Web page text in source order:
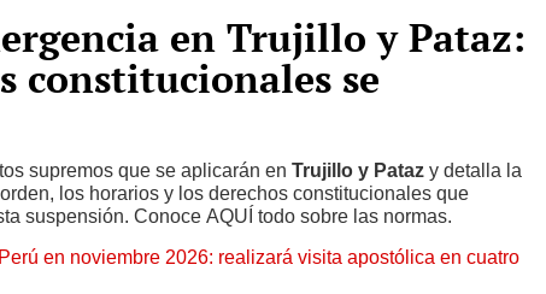
en Trujillo y Pataz:
constitucionales se
supremos que se aplicarán en Trujillo y Pataz y detalla la
los horarios y los derechos constitucionales que
suspensión. Conoce AQUÍ todo sobre las normas.
en noviembre 2026: realizará visita apostólica en cuatro